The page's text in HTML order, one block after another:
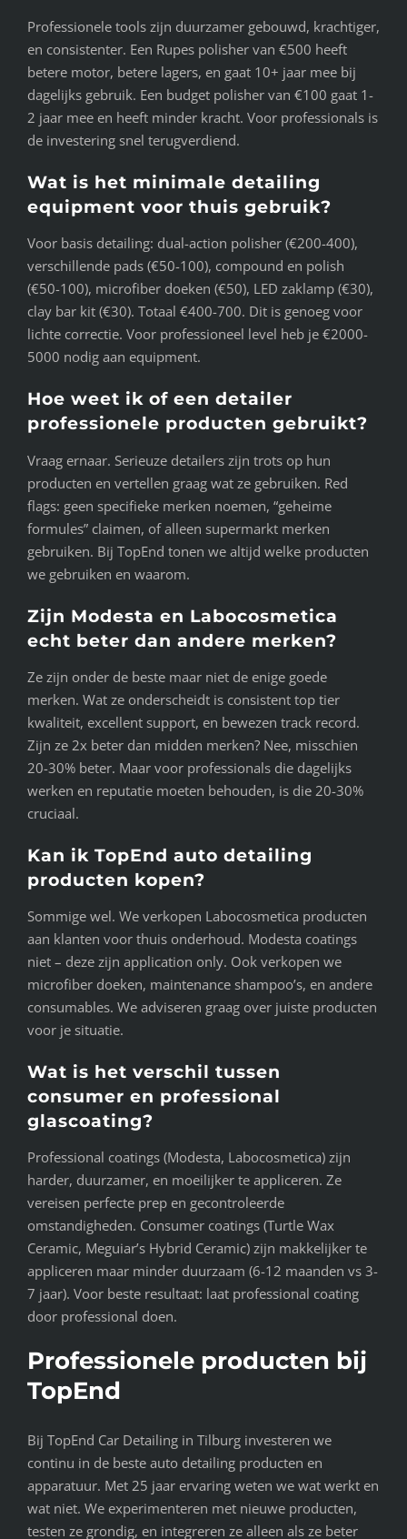
Professionele tools zijn duurzamer gebouwd, krachtiger,
en consistenter. Een Rupes polisher van €500 heeft
betere motor, betere lagers, en gaat 10+ jaar mee bij
dagelijks gebruik. Een budget polisher van €100 gaat 1-
2 jaar mee en heeft minder kracht. Voor professionals is
de investering snel terugverdiend.
Wat is het minimale detailing
equipment voor thuis gebruik?
Voor basis detailing: dual-action polisher (€200-400),
verschillende pads (€50-100), compound en polish
(€50-100), microfiber doeken (€50), LED zaklamp (€30),
clay bar kit (€30). Totaal €400-700. Dit is genoeg voor
lichte correctie. Voor professioneel level heb je €2000-
5000 nodig aan equipment.
Hoe weet ik of een detailer
professionele producten gebruikt?
Vraag ernaar. Serieuze detailers zijn trots op hun
producten en vertellen graag wat ze gebruiken. Red
flags: geen specifieke merken noemen, “geheime
formules” claimen, of alleen supermarkt merken
gebruiken. Bij TopEnd tonen we altijd welke producten
we gebruiken en waarom.
Zijn Modesta en Labocosmetica
echt beter dan andere merken?
Ze zijn onder de beste maar niet de enige goede
merken. Wat ze onderscheidt is consistent top tier
kwaliteit, excellent support, en bewezen track record.
Zijn ze 2x beter dan midden merken? Nee, misschien
20-30% beter. Maar voor professionals die dagelijks
werken en reputatie moeten behouden, is die 20-30%
cruciaal.
Kan ik TopEnd auto detailing
producten kopen?
Sommige wel. We verkopen Labocosmetica producten
aan klanten voor thuis onderhoud. Modesta coatings
niet – deze zijn application only. Ook verkopen we
microfiber doeken, maintenance shampoo’s, en andere
consumables. We adviseren graag over juiste producten
voor je situatie.
Wat is het verschil tussen
consumer en professional
glascoating?
Professional coatings (Modesta, Labocosmetica) zijn
harder, duurzamer, en moeilijker te appliceren. Ze
vereisen perfecte prep en gecontroleerde
omstandigheden. Consumer coatings (Turtle Wax
Ceramic, Meguiar’s Hybrid Ceramic) zijn makkelijker te
appliceren maar minder duurzaam (6-12 maanden vs 3-
7 jaar). Voor beste resultaat: laat professional coating
door professional doen.
Professionele producten bij
TopEnd
Bij TopEnd Car Detailing in Tilburg investeren we
continu in de beste auto detailing producten en
apparatuur. Met 25 jaar ervaring weten we wat werkt en
wat niet. We experimenteren met nieuwe producten,
testen ze grondig, en integreren ze alleen als ze beter